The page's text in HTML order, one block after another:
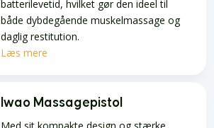
batterilevetid, hvilket gør den ideel til
både dybdegående muskelmassage og
daglig restitution.
Læs mere
Iwao Massagepistol